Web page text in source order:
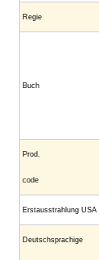
Regie
Buch
Prod.
code
Erstaus­strahlung USA
Deutsch­sprachige